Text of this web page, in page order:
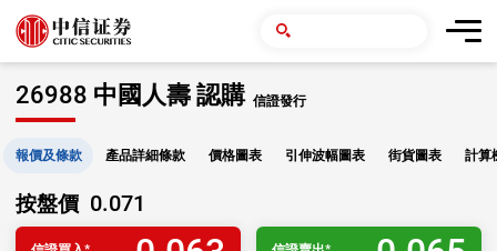
26988 中國人壽 認購 信證發行
報價及條款 產品詳細條款 價格圖表 引伸波幅圖表 街貨圖表 計算
按盤價 0.071